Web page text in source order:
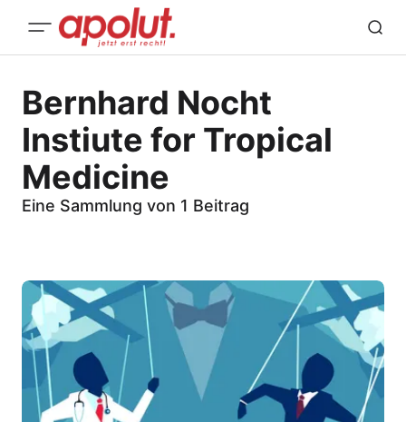
Bernhard Nocht
Instiute for Tropical
Medicine
Eine Sammlung von 1 Beitrag